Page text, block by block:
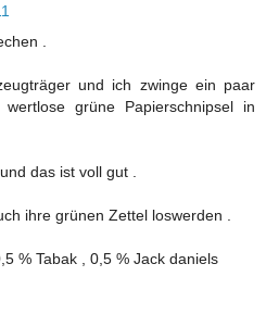
.
und ich zwinge ein paar
wertlose grüne Papierschnipsel in
das ist voll gut .
ihre grünen Zettel loswerden .
% Tabak , 0,5 % Jack daniels